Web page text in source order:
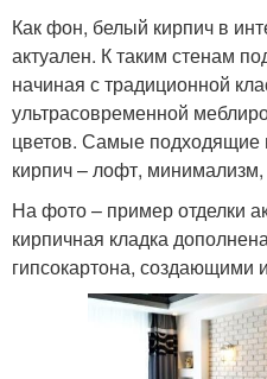
Как фон, белый кирпич в
актуален. К таким стенам
начиная с традиционной
ультрасовременной
цветов. Самые подходящие
кирпич – лофт, минимализм,
На фото – пример отделки
кирпичная кладка
гипсокартона, создающими